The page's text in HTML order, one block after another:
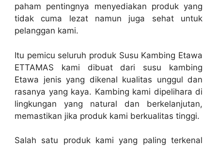
paham pentingnya menyediakan produk yang
tidak cuma lezat namun juga sehat untuk
pelanggan kami.
Itu pemicu seluruh produk Susu Kambing Etawa
ETTAMAS kami dibuat dari susu kambing
Etawa jenis yang dikenal kualitas unggul dan
rasanya yang kaya. Kambing kami dipelihara di
lingkungan yang natural dan berkelanjutan,
memastikan jika produk kami berkualitas tinggi.
Salah satu produk kami yang paling terkenal